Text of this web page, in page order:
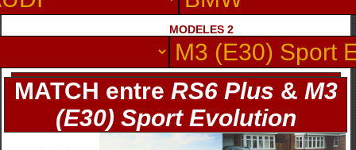
MODELES 2
MATCH entre RS6 Plus & M3
(E30) Sport Evolution